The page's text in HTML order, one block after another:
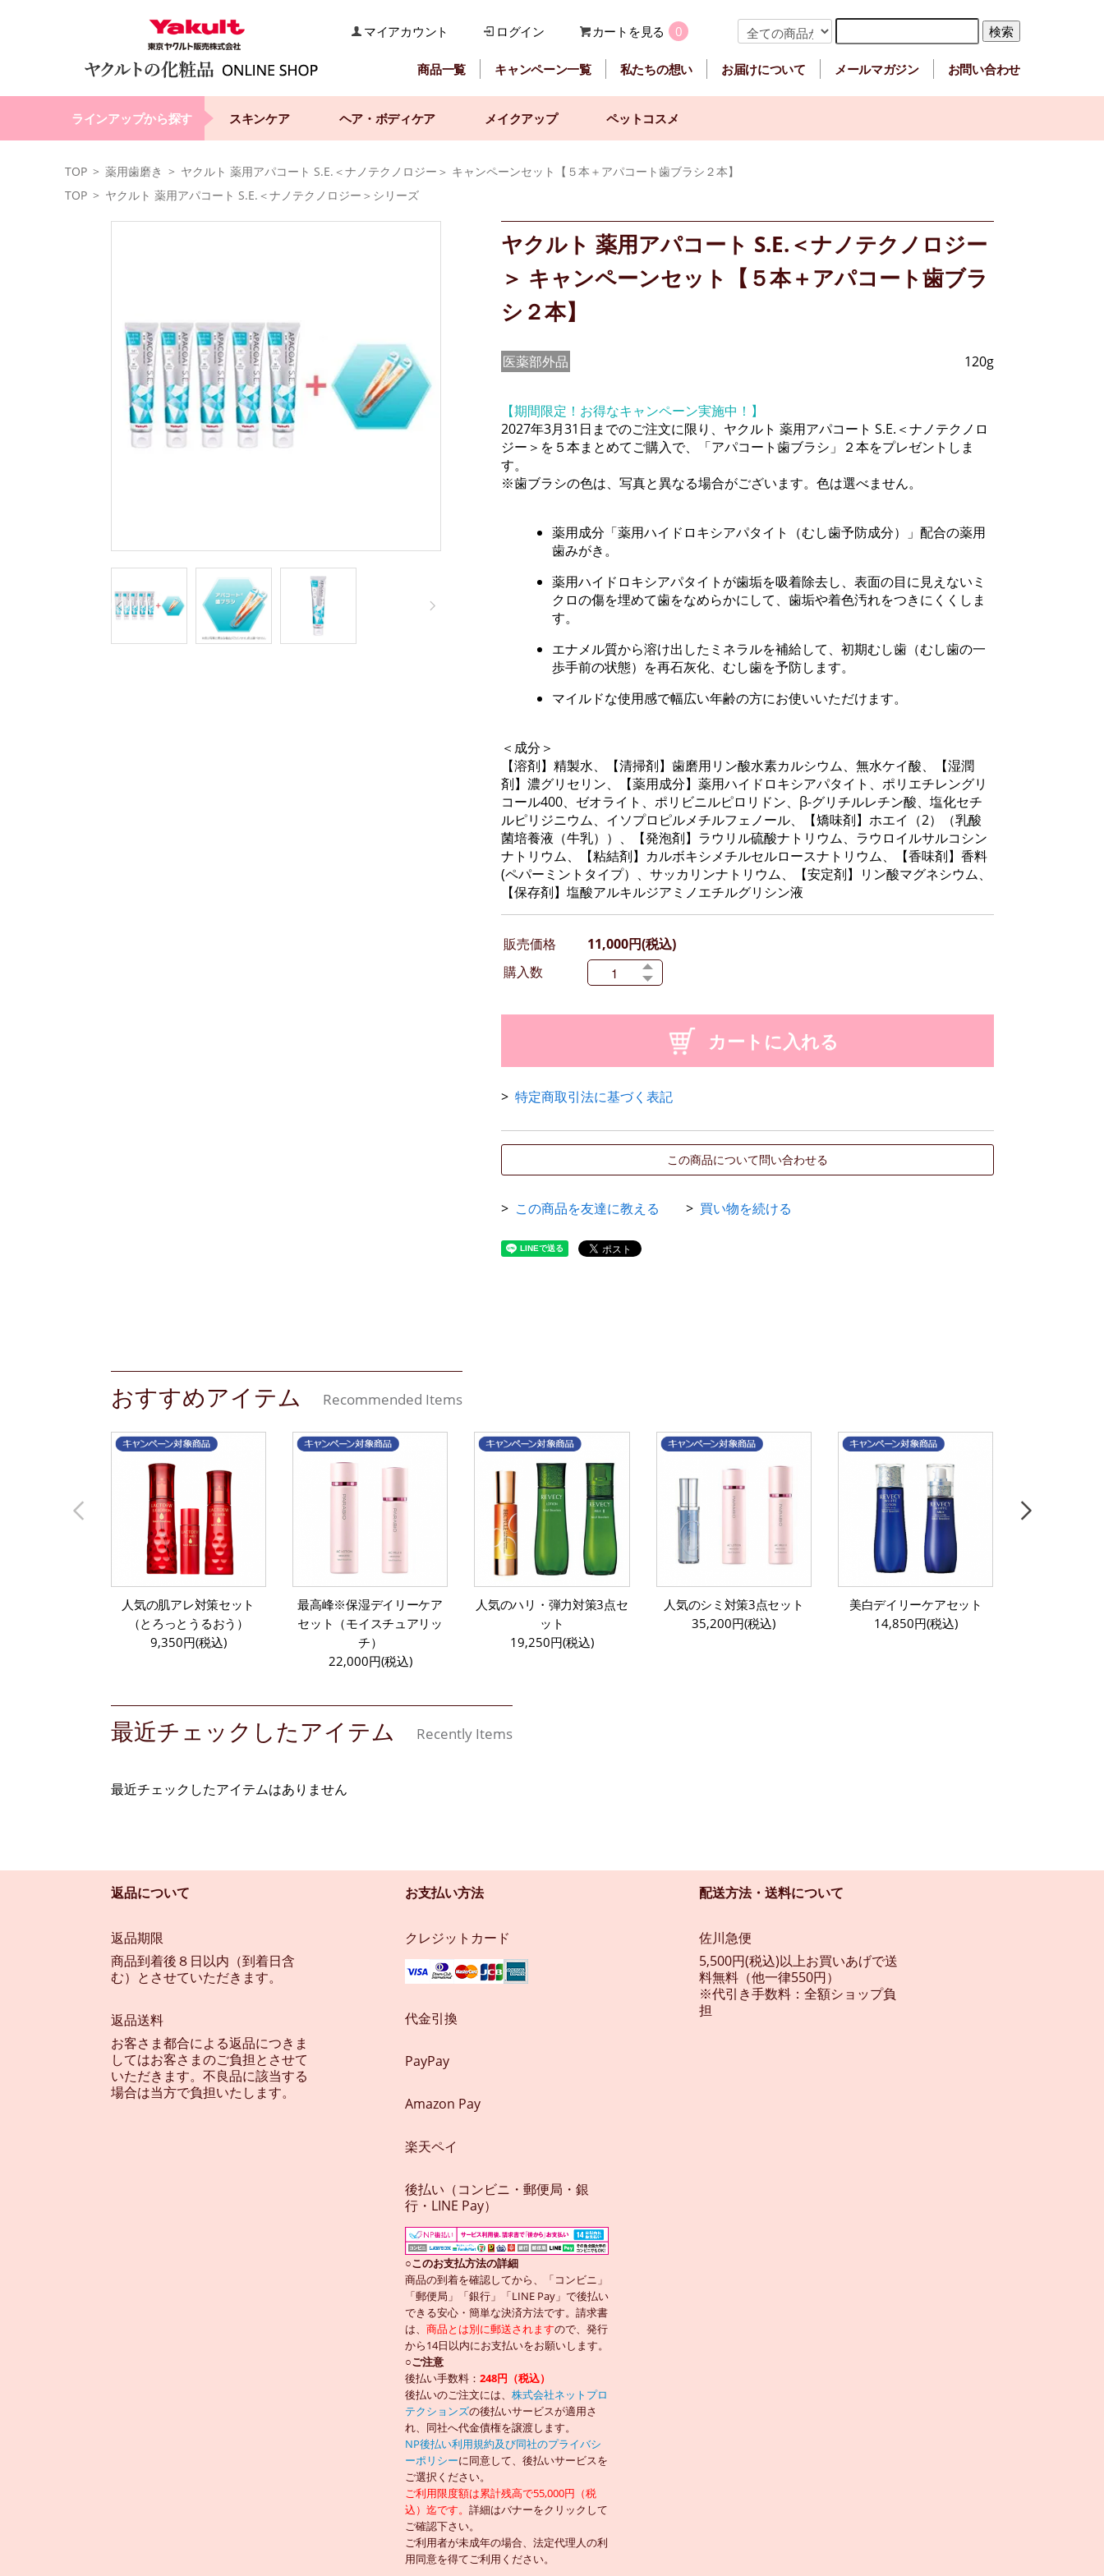
マイアカウント ログイン カートを見る 0
商品一覧 キャンペーン一覧 私たちの想い お届けについて メールマガジン お問い合わせ
ラインアップから探す スキンケア ヘア・ボディケア メイクアップ ペットコスメ
TOP 薬用歯磨き
ヤクルト 薬用アパコート S.E.＜ナノテクノロジー＞ キャンペーンセット【５本＋アパコート歯ブラシ２本】
TOP
ヤクルト 薬用アパコート S.E.＜ナノテクノロジー＞シリーズ
ヤクルト 薬用アパコート S.E.＜ナノテクノロジー
＞ キャンペーンセット【５本＋アパコート歯ブラ
シ２本】
120g
医薬部外品
【期間限定！お得なキャンペーン実施中！】
2027年3月31日までのご注文に限り、ヤクルト 薬用アパコート S.E.＜ナノテクノロ
ジー＞を５本まとめてご購入で、「アパコート歯ブラシ」２本をプレゼントしま
す。
※歯ブラシの色は、写真と異なる場合がございます。色は選べません。
薬用成分「薬用ハイドロキシアパタイト（むし歯予防成分）」配合の薬用
歯みがき。
薬用ハイドロキシアパタイトが歯垢を吸着除去し、表面の目に見えないミ
クロの傷を埋めて歯をなめらかにして、歯垢や着色汚れをつきにくくしま
す。
エナメル質から溶け出したミネラルを補給して、初期むし歯（むし歯の一
歩手前の状態）を再石灰化、むし歯を予防します。
マイルドな使用感で幅広い年齢の方にお使いいただけます。
＜成分＞
【溶剤】精製水、【清掃剤】歯磨用リン酸水素カルシウム、無水ケイ酸、【湿潤
剤】濃グリセリン、【薬用成分】薬用ハイドロキシアパタイト、ポリエチレングリ
コール400、ゼオライト、ポリビニルピロリドン、β-グリチルレチン酸、塩化セチ
ルピリジニウム、イソプロピルメチルフェノール、【矯味剤】ホエイ（2）（乳酸
菌培養液（牛乳））、【発泡剤】ラウリル硫酸ナトリウム、ラウロイルサルコシン
ナトリウム、【粘結剤】カルボキシメチルセルロースナトリウム、【香味剤】香料
(ペパーミントタイプ）、サッカリンナトリウム、【安定剤】リン酸マグネシウム、
【保存剤】塩酸アルキルジアミノエチルグリシン液
販売価格
11,000円(税込)
購入数
特定商取引法に基づく表記
この商品について問い合わせる
この商品を友達に教える 買い物を続ける
おすすめアイテム Recommended Items
人気の肌アレ対策セット
（とろっとうるおう）
9,350円(税込)
最高峰※保湿デイリーケア
セット（モイスチュアリッ
チ）
22,000円(税込)
人気のハリ・弾力対策3点セ
ット
19,250円(税込)
人気のシミ対策3点セット
35,200円(税込)
美白デイリーケアセット
14,850円(税込)
最近チェックしたアイテム Recently Items
最近チェックしたアイテムはありません
返品について
返品期限
商品到着後８日以内（到着日含
む）とさせていただきます。
返品送料
お客さま都合による返品につきま
してはお客さまのご負担とさせて
いただきます。不良品に該当する
場合は当方で負担いたします。
お支払い方法
クレジットカード
代金引換
PayPay
Amazon Pay
楽天ペイ
後払い（コンビニ・郵便局・銀
行・LINE Pay）
○このお支払方法の詳細
商品の到着を確認してから、「コンビニ」
「郵便局」「銀行」「LINE Pay」で後払い
できる安心・簡単な決済方法です。請求書
は、 商品とは別に郵送されますので、発行
から14日以内にお支払いをお願いします。
○ご注意
後払い手数料： 248円（税込）
後払いのご注文には、 株式会社ネットプロ
テクションズの後払いサービスが適用さ
れ、同社へ代金債権を譲渡します。
NP後払い利用規約及び同社のプライバシ
ーポリシーに同意して、後払いサービスを
ご選択ください。
ご利用限度額は累計残高で55,000円（税
込）迄です。 詳細はバナーをクリックして
ご確認下さい。
ご利用者が未成年の場合、法定代理人の利
用同意を得てご利用ください。
配送方法・送料について
佐川急便
5,500円(税込)以上お買いあげで送
料無料（他一律550円）
※代引き手数料：全額ショップ負
担